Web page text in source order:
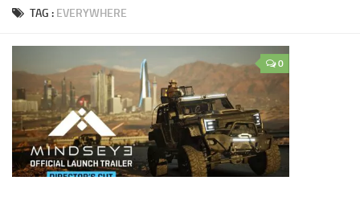
TAG : EVERYWHERE
0